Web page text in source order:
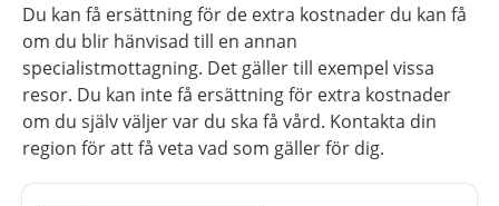
Du kan få ersättning för de extra kostnader du kan få
om du blir hänvisad till en annan
specialistmottagning. Det gäller till exempel vissa
resor. Du kan inte få ersättning för extra kostnader
om du själv väljer var du ska få vård. Kontakta din
region för att få veta vad som gäller för dig.